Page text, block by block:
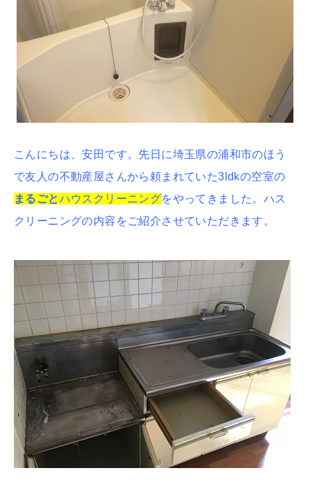
こんにちは、安田です。先日に埼玉県の浦和市のほう
で友人の不動産屋さんから頼まれていた3ldkの空室の
まるごとハウスクリーニングをやってきました。ハス
クリーニングの内容をご紹介させていただきます。